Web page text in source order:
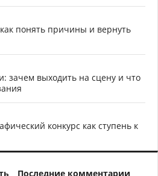
понять причины и вернуть
зачем выходить на сцену и что
конкурс как ступень к
Последние комментарии